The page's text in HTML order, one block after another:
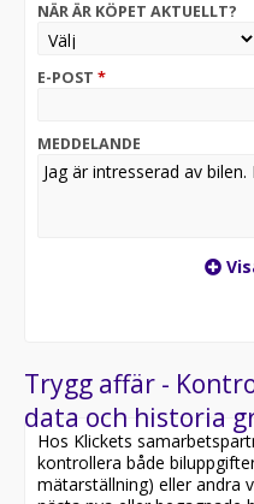
Stockholm, en av
NÄR ÄR KÖPET AKTUELLT?
E-POST *
MEDDELANDE
Trygg affär -
data och historia
Hos Klickets
kontrollera både
mätarställning) eller andra